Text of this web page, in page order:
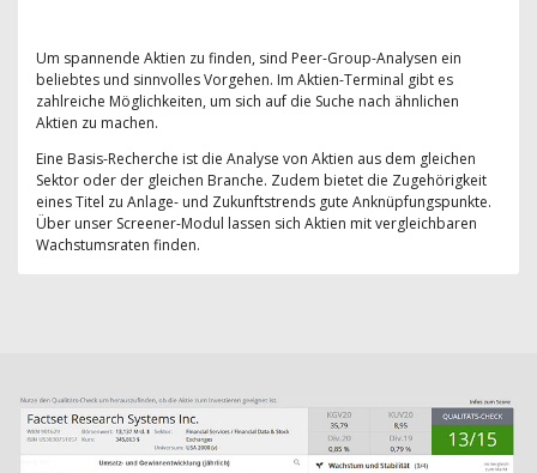
Um spannende Aktien zu finden, sind Peer-Group-Analysen ein
beliebtes und sinnvolles Vorgehen. Im Aktien-Terminal gibt es
zahlreiche Möglichkeiten, um sich auf die Suche nach ähnlichen
Aktien zu machen.
Eine Basis-Recherche ist die Analyse von Aktien aus dem gleichen
Sektor oder der gleichen Branche. Zudem bietet die Zugehörigkeit
eines Titel zu Anlage- und Zukunftstrends gute Anknüpfungspunkte.
Über unser Screener-Modul lassen sich Aktien mit vergleichbaren
Wachstumsraten finden.